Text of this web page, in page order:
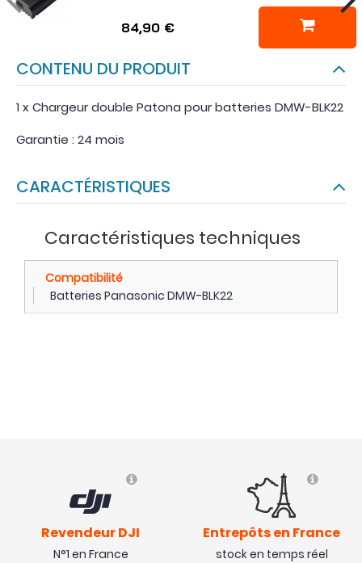
84,90 €
CONTENU DU PRODUIT
1 x Chargeur double Patona pour batteries DMW-BLK22
Garantie : 24 mois
CARACTÉRISTIQUES
Caractéristiques techniques
Compatibilité
Batteries Panasonic DMW-BLK22
Revendeur DJI
N°1 en France
Entrepôts en France
stock en temps réel